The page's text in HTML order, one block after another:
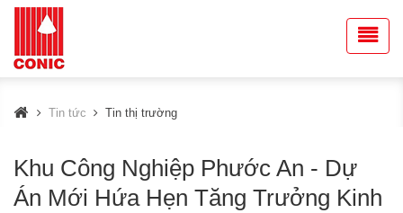
Tin tức Tin thị trường
Khu Công Nghiệp Phước An - Dự
Án Mới Hứa Hẹn Tăng Trưởng Kinh